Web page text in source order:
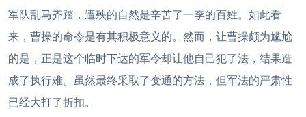
军队乱马齐踏，遭殃的自然是辛苦了一季的百姓。如此看
来，曹操的命令是有其积极意义的。然而，让曹操颇为尴尬
的是，正是这个临时下达的军令却让他自己犯了法，结果造
成了执行难。虽然最终采取了变通的方法，但军法的严肃性
已经大打了折扣。